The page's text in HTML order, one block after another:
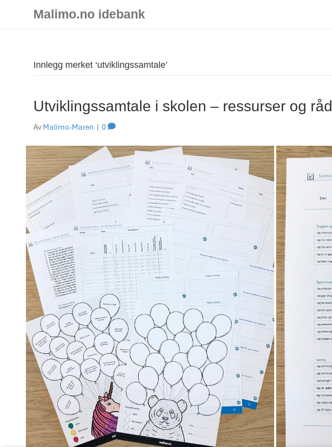
Malimo.no idebank
Innlegg merket ‘utviklingssamtale’
Utviklingssamtale i skolen – ressurser og råd
Av Malimo-Maren | 0